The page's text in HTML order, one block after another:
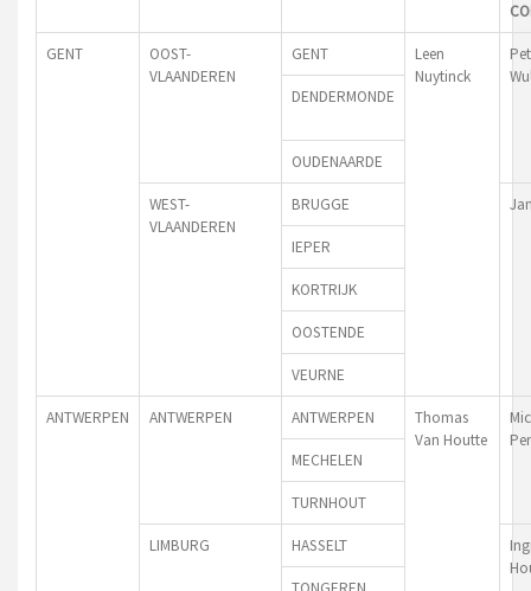
GENT
OOST-
VLAANDEREN
GENT
Leen
Nuytinck
DENDERMONDE
OUDENAARDE
WEST-
VLAANDEREN
BRUGGE
IEPER
KORTRIJK
OOSTENDE
VEURNE
ANTWERPEN ANTWERPEN ANTWERPEN
Thomas
Van Houtte
MECHELEN
TURNHOUT
LIMBURG HASSELT